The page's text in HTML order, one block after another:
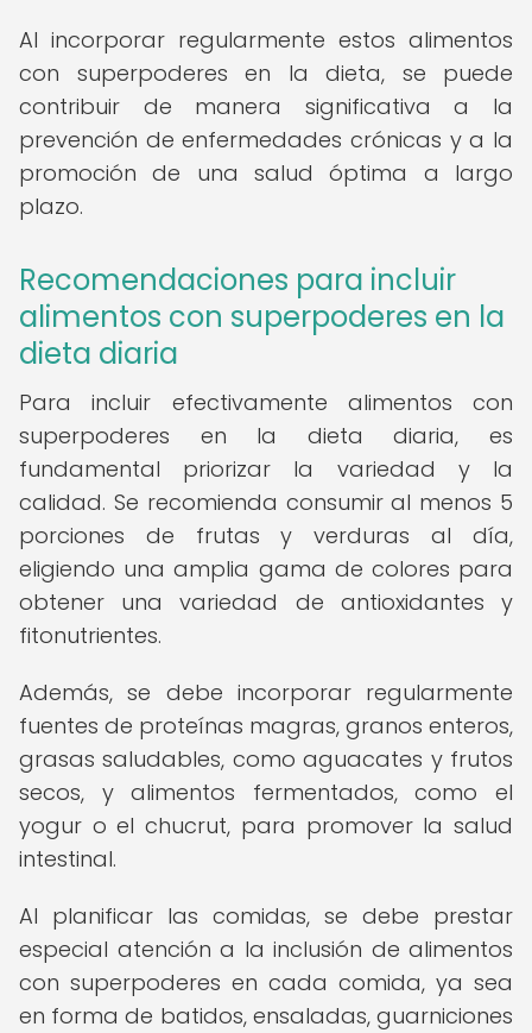
Al incorporar regularmente estos alimentos
con superpoderes en la dieta, se puede
contribuir de manera significativa a la
prevención de enfermedades crónicas y a la
promoción de una salud óptima a largo
plazo.
Recomendaciones para incluir
alimentos con superpoderes en la
dieta diaria
Para incluir efectivamente alimentos con
superpoderes en la dieta diaria, es
fundamental priorizar la variedad y la
calidad. Se recomienda consumir al menos 5
porciones de frutas y verduras al día,
eligiendo una amplia gama de colores para
obtener una variedad de antioxidantes y
fitonutrientes.
Además, se debe incorporar regularmente
fuentes de proteínas magras, granos enteros,
grasas saludables, como aguacates y frutos
secos, y alimentos fermentados, como el
yogur o el chucrut, para promover la salud
intestinal.
Al planificar las comidas, se debe prestar
especial atención a la inclusión de alimentos
con superpoderes en cada comida, ya sea
en forma de batidos, ensaladas, guarniciones